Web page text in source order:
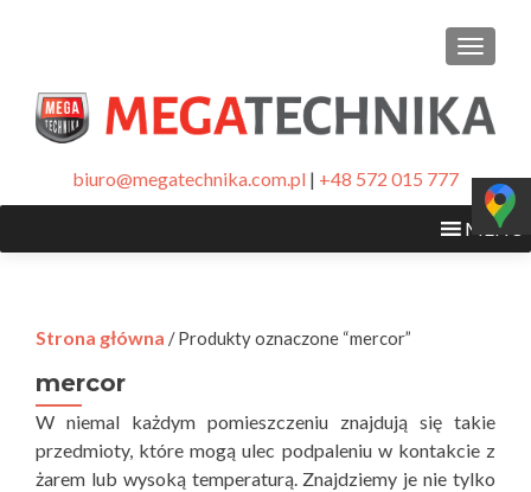
biuro@megatechnika.com.pl | +48 572 015 777
MENU
Strona główna / Produkty oznaczone “mercor”
mercor
W niemal każdym pomieszczeniu znajdują się takie
przedmioty, które mogą ulec podpaleniu w kontakcie z
żarem lub wysoką temperaturą. Znajdziemy je nie tylko